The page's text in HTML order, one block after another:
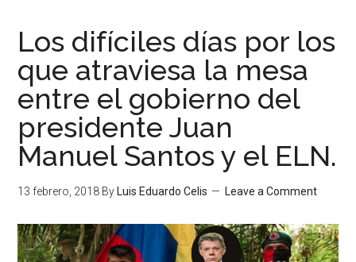
Los difíciles días por los
que atraviesa la mesa
entre el gobierno del
presidente Juan
Manuel Santos y el ELN.
13 febrero, 2018 By Luis Eduardo Celis Leave a Comment